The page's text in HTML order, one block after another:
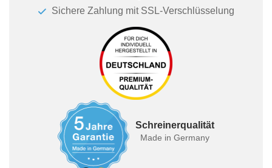
Sichere Zahlung mit SSL-Verschlüsselung
Schreinerqualität
Made in Germany